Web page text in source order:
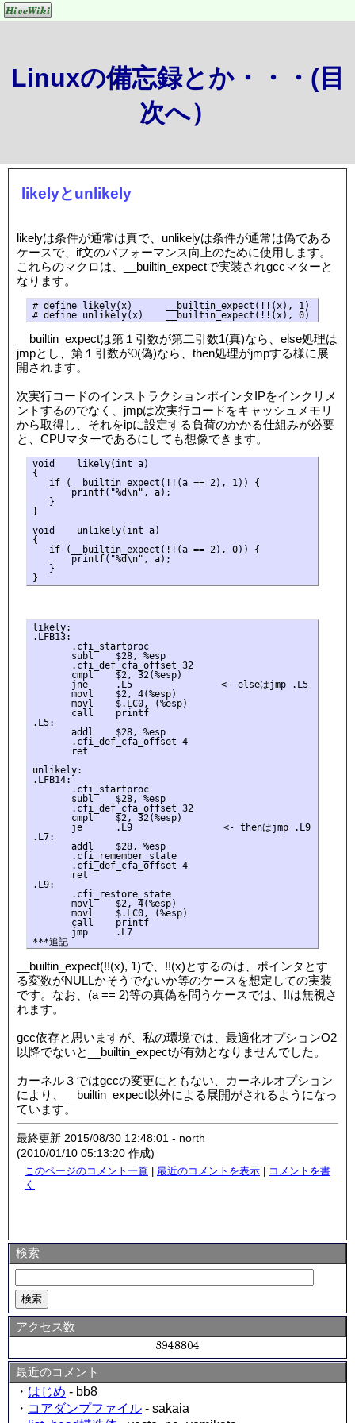
Linuxの備忘録とか・・・(目
次へ）
likelyとunlikely
likelyは条件が通常は真で、unlikelyは条件が通常は偽である
ケースで、if文のパフォーマンス向上のために使用します。
これらのマクロは、__builtin_expectで実装されgccマターと
なります。
# define likely(x)      __builtin_expect(!!(x), 1)
__builtin_expectは第１引数が第二引数1(真)なら、else処理は
jmpとし、第１引数が0(偽)なら、then処理がjmpする様に展
開されます。
次実行コードのインストラクションポインタIPをインクリメ
ントするのでなく、jmpは次実行コードをキャッシュメモリ
から取得し、それをipに設定する負荷のかかる仕組みが必要
と、CPUマターであるにしても想像できます。
void    likely(int a)
{
   if (__builtin_expect(!!(a == 2), 1)) {
       printf("%d\n", a);
   }
}
void    unlikely(int a)
{
   if (__builtin_expect(!!(a == 2), 0)) {
       printf("%d\n", a);
   }
likely:
.LFB13:
       .cfi_startproc
       subl    $28, %esp
       .cfi_def_cfa_offset 32
       cmpl    $2, 32(%esp)
       jne     .L5                <- elseはjmp .L5
       movl    $2, 4(%esp)
       movl    $.LC0, (%esp)
       call    printf
.L5:
       addl    $28, %esp
       .cfi_def_cfa_offset 4
       ret
unlikely:
.LFB14:
       .cfi_startproc
       subl    $28, %esp
       .cfi_def_cfa_offset 32
       cmpl    $2, 32(%esp)
       je      .L9　　             <- thenはjmp .L9
.L7:
       addl    $28, %esp
       .cfi_remember_state
       .cfi_def_cfa_offset 4
       ret
.L9:
       .cfi_restore_state
       movl    $2, 4(%esp)
       movl    $.LC0, (%esp)
       call    printf
       jmp     .L7
***追記
__builtin_expect(!!(x), 1)で、!!(x)とするのは、ポインタとす
る変数がNULLかそうでないか等のケースを想定しての実装
です。なお、(a == 2)等の真偽を問うケースでは、!!は無視さ
れます。
gcc依存と思いますが、私の環境では、最適化オプションO2
以降でないと__builtin_expectが有効となりませんでした。
カーネル３ではgccの変更にともない、カーネルオプション
により、__builtin_expect以外による展開がされるようになっ
ています。
最終更新 2015/08/30 12:48:01 - north
(2010/01/10 05:13:20 作成)
このページのコメント一覧 | 最近のコメントを表示 | コメントを書
く
検索
アクセス数
最近のコメント
・ はじめ - bb8
・ コアダンプファイル - sakaia